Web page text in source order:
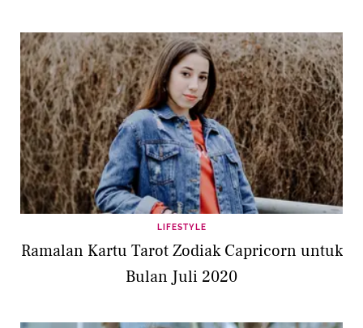
LIFESTYLE
Ramalan Kartu Tarot Zodiak Capricorn untuk
Bulan Juli 2020